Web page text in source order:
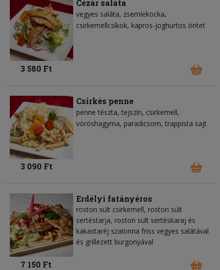
Cézár saláta
vegyes saláta zsemlekocka
csirkemellcsíkok kapros-joghurtos öntet
3 580 Ft
Csirkés penne
penne tészta tejszín csirkemell
vöröshagyma paradicsom trappista sajt
3 090 Ft
Erdélyi fatányéros
roston sült csirkemell, roston sült
sertéstarja, roston sült sertéskaraj és
kakastaréj szalonna friss vegyes salátával
és grillezett burgonyával
7 150 Ft